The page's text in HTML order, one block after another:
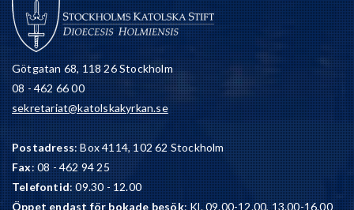
Götgatan 68, 118 26 Stockholm
08 - 462 66 00
sekretariat@katolskakyrkan.se
Postadress: Box 4114, 102 62 Stockholm
Fax: 08 - 462 94 25
Telefontid: 09.30 - 12.00
Öppet endast för bokade besök: Kl. 09.00-12.00, 13.00-16.00